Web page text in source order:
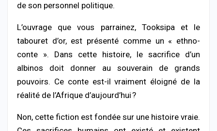
de son personnel politique.
L’ouvrage que vous parrainez, Tooksipa et le
tabouret d’or, est présenté comme un « ethno-
conte ». Dans cette histoire, le sacrifice d’un
albinos doit donner au souverain de grands
pouvoirs. Ce conte est-il vraiment éloigné de la
réalité de l’Afrique d’aujourd’hui ?
Non, cette fiction est fondée sur une histoire vraie.